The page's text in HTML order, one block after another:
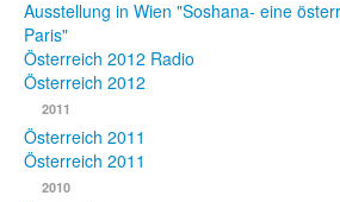
Ausstellung in Wien "Soshana- eine
Paris"
Österreich 2012 Radio
Österreich 2012
2011
Österreich 2011
Österreich 2011
2010